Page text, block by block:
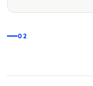
02